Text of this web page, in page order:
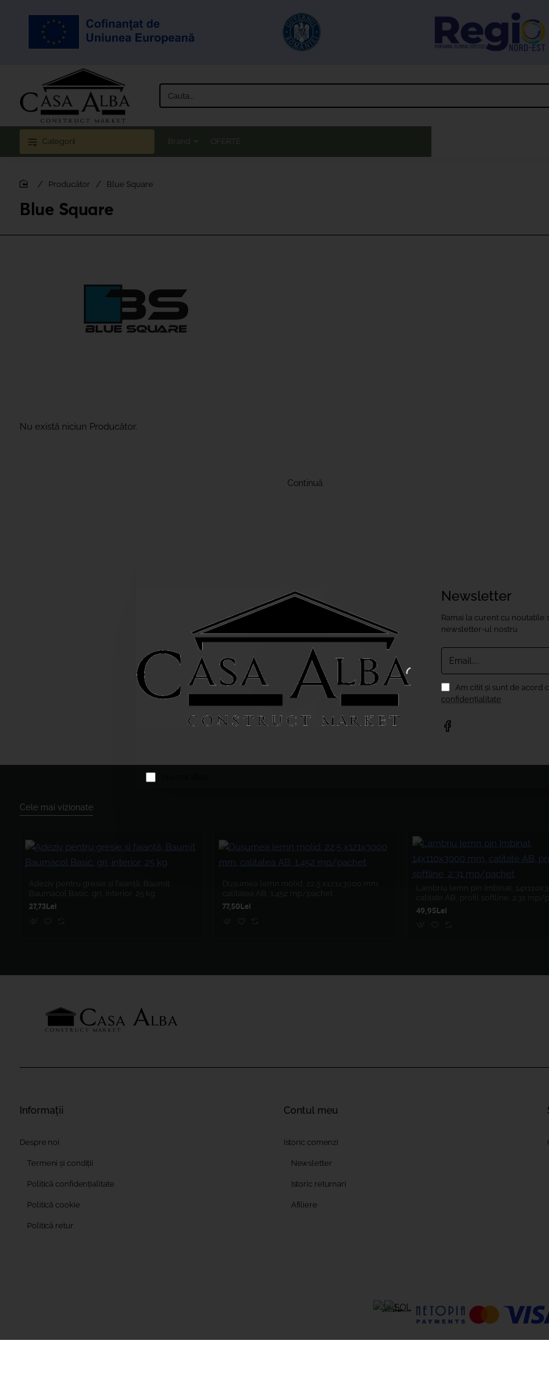
Newsletter
Ramai la curent cu
newsletter-ul nostru
Email....
Am citit şi sunt de acord
confidențialitate
Cauta...
Categorii Brand OFERTE
Blue Square
Producător Blue Square
Nu există niciun Producător.
Continuă
Cele mai vizionate
Adeziv pentru gresie și faianță, Baumit
27,73Lei
calitatea AB, 1.452 mp/pachet
77,50Lei
Lambriu lemn pin îmbinat,
calitate AB, profil softline, 2.31 mp/
49,95Lei
Informații
Despre noi
Termeni și condiții
Politică confidențialitate
Politică cookie
Politică retur
Contul meu
Istoric comenzi
Newsletter
Istoric returnari
Afiliere